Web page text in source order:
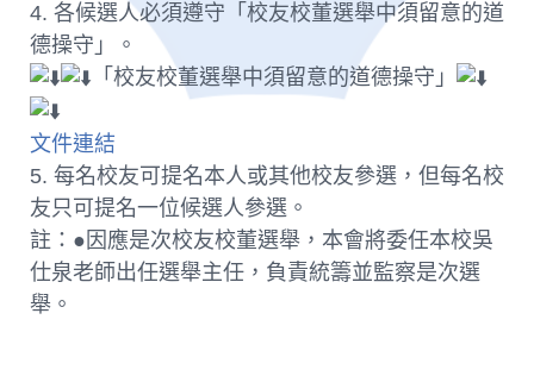
4. 各候選人必須遵守「校友校董選舉中須留意的道
德操守」。
「校友校董選舉中須留意的道德操守」
文件連結
5. 每名校友可提名本人或其他校友參選，但每名校
友只可提名一位候選人參選。
註：●因應是次校友校董選舉，本會將委任本校吳
仕泉老師出任選舉主任，負責統籌並監察是次選
舉。